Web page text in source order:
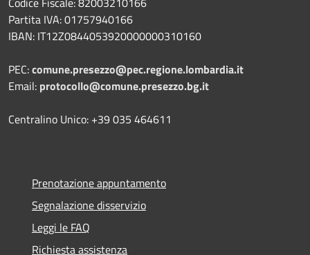
Partita IVA: 01757940166
IBAN: IT12Z0844053920000000310160
PEC:comune.presezzo@pec.regione.lombardia.it
Email: protocollo@comune.presezzo.bg.it
Centralino Unico: +39 035 464611
Prenotazione appuntamento
Segnalazione disservizio
Leggi le FAQ
Richiesta assistenza